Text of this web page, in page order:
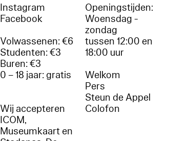
Instagram
Facebook
Volwassenen: €6
Studenten: €3
Buren: €3
0 – 18 jaar: gratis
Wij accepteren
ICOM,
Museumkaart en
Openingstijden:
Woensdag -
zondag
tussen 12:00 en
18:00 uur
Welkom
Pers
Steun de Appel
Colofon